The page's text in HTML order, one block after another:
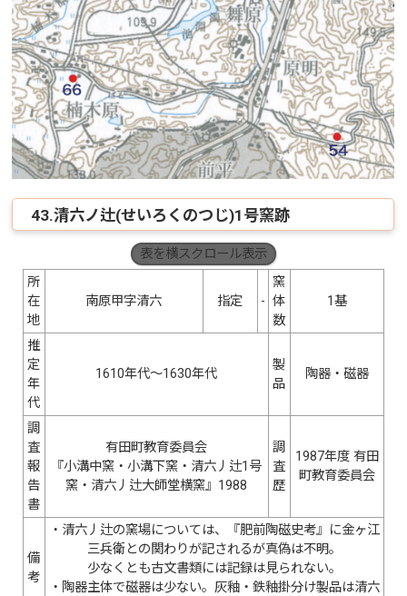
43.清六ノ辻(せいろくのつじ)1号窯跡
表を横スクロール表示
所
在
地
南原甲字清六 指定 -
窯
体
数
1基
推
定
年
代
1610年代〜1630年代
製
品
陶器・磁器
調
査
報
告
書
有田町教育委員会
『小溝中窯・小溝下窯・清六丿辻1号
窯・清六丿辻大師堂横窯』1988
調
査
歴
1987年度 有田
町教育委員会
備
考
・清六丿辻の窯場については、『肥前陶磁史考』に金ヶ江
三兵衛との関わりが記されるが真偽は不明。
少なくとも古文書類には記録は見られない。
・陶器主体で磁器は少ない。灰釉・鉄釉掛分け製品は清六